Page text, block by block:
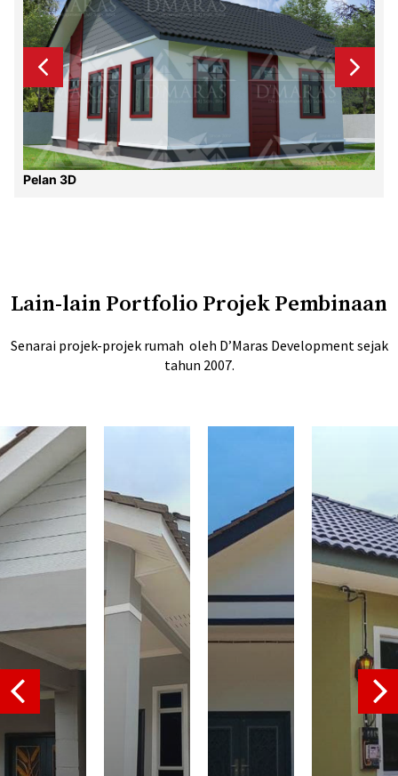
Pelan 3D
Lain-lain Portfolio Projek Pembinaan
Senarai projek-projek rumah oleh D’Maras Development sejak
tahun 2007.